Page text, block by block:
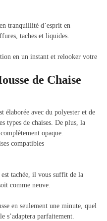
tranquillité d’esprit en
taches et liquides.
en un instant et relooker votre
de Chaise
élaborée avec du polyester et de
types de chaises. De plus, la
opaque.
est tachée, il vous suffit de la
comme neuve.
en seulement une minute, quel
s’adaptera parfaitement.